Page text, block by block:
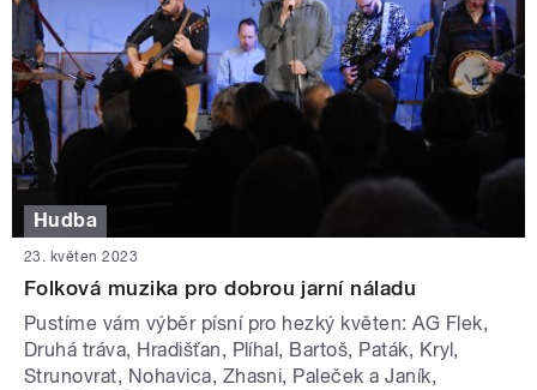
Hudba
23. květen 2023
Folková muzika pro dobrou jarní náladu
Pustíme vám výběr písní pro hezký květen: AG Flek,
Druhá tráva, Hradišťan, Plíhal, Bartoš, Paták, Kryl,
Strunovrat, Nohavica, Zhasni, Paleček a Janík,